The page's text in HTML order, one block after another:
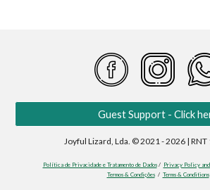
Guest Support - Click
Joyful Lizard, Lda. © 2021 - 2026 |
Política de Privacidade e Tratamento de Dados/ Privacy Policy
Termos & Condições/ Terms & Conditions